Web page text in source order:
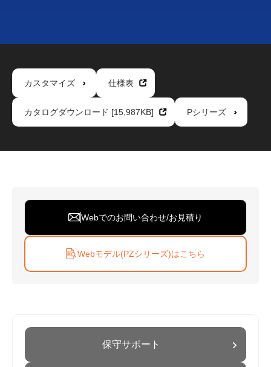
カスタマイズ 仕様表
カタログダウンロード [15,987KB] Pシリーズ
Webでのお問い合わせ/お見積り
Webモデル(PZシリーズ)はこちら
保守サポート